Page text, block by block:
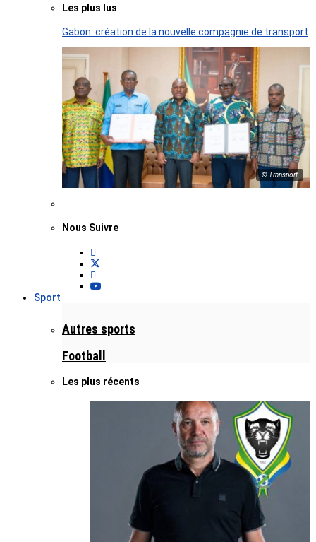
Les plus lus
Gabon: création de la nouvelle compagnie de transport
© Transport
Nous Suivre
Sport
Autres sports
Football
Les plus récents